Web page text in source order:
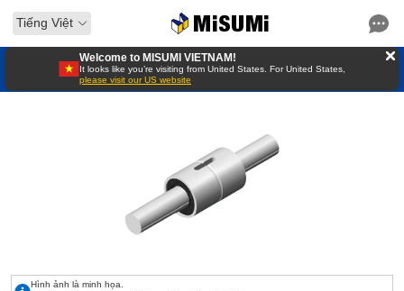
Tiếng Việt
Welcome to MISUMI VIETNAM!
It looks like you’re visiting from United States. For United States,
please visit our US website
Hình ảnh là minh họa.